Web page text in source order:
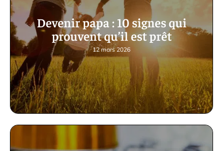
Devenir papa : 10 signes qui
prouvent qu’il est prêt
12 mars 2026